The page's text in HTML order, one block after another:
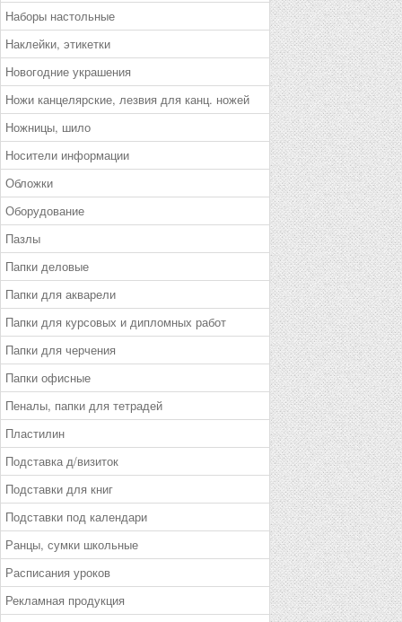
Наборы настольные
Наклейки, этикетки
Новогодние украшения
Ножи канцелярские, лезвия для канц. ножей
Ножницы, шило
Носители информации
Обложки
Оборудование
Пазлы
Папки деловые
Папки для акварели
Папки для курсовых и дипломных работ
Папки для черчения
Папки офисные
Пеналы, папки для тетрадей
Пластилин
Подставка д/визиток
Подставки для книг
Подставки под календари
Ранцы, сумки школьные
Расписания уроков
Рекламная продукция